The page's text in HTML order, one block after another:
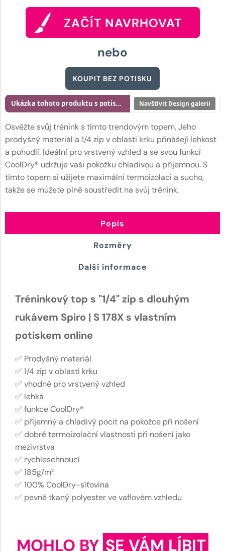
ZAČÍT NAVRHOVAT
nebo
KOUPIT BEZ POTISKU
Osvěžte svůj trénink s tímto trendovým topem. Jeho
prodyšný materiál a 1/4 zip v oblasti krku přinášejí lehkost
a pohodlí. Ideální pro vrstvený vzhled a se svou funkcí
CoolDry® udržuje vaši pokožku chladivou a příjemnou. S
tímto topem si užijete maximální termoizolaci a sucho,
takže se můžete plně soustředit na svůj trénink.
Ukázka tohoto produktu s potiskem Navštívit Design galerii
Popis
Rozměry
Další informace
Tréninkový top s "1/4" zip s dlouhým
rukávem Spiro | S 178X s vlastním
potiskem online
✅ Prodyšný materiál
✅ 1/4 zip v oblasti krku
✅ vhodné pro vrstvený vzhled
✅ lehká
✅ funkce CoolDry®
✅ příjemný a chladivý pocit na pokožce při nošení
✅ dobré termoizolační vlastnosti při nošení jako
mezivrstva
✅ rychleschnoucí
✅ 185g/m²
✅ 100% CoolDry-síťovina
✅ pevně tkaný polyester ve vaflovém vzhledu
MOHLO BY SE VÁM LÍBIT